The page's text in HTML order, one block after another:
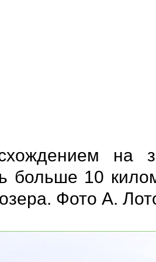
на
больше 10
Фото А.